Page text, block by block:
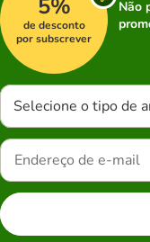
5%
de desconto
por subscrever
Não
Selecione o tipo de